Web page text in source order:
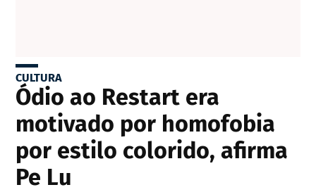
CULTURA
Ódio ao Restart era
motivado por homofobia
por estilo colorido, afirma
Pe Lu